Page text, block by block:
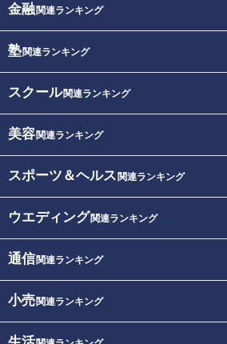
金融関連ランキング
塾関連ランキング
スクール関連ランキング
美容関連ランキング
スポーツ＆ヘルス 関連ランキング
ウエディング関連ランキング
通信関連ランキング
小売関連ランキング